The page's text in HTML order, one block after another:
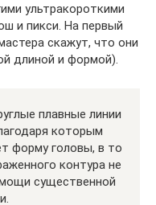
ультракороткими
и пикси. На первый
скажут, что они
длиной и формой).
плавные линии
которым
форму головы, в то
контура не
существенной